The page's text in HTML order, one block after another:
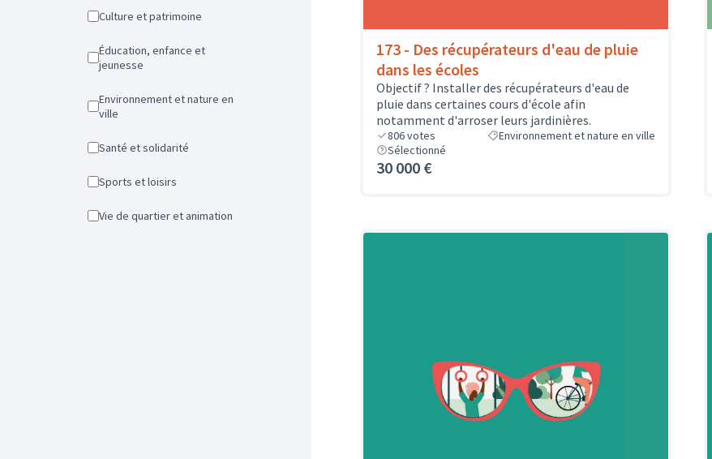
Culture et patrimoine
Éducation, enfance et
jeunesse
Environnement et nature en
ville
Santé et solidarité
Sports et loisirs
Vie de quartier et animation
173 - Des récupérateurs d'eau de pluie
dans les écoles
Objectif ? Installer des récupérateurs d'eau de
pluie dans certaines cours d'école afin
notamment d'arroser leurs jardinières.
806votes
Environnement et nature en ville
Sélectionné
30 000 €